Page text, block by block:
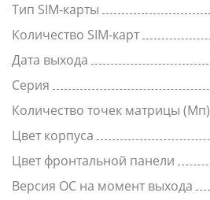
Тип SIM-карты
Количество SIM-карт
Дата выхода
Серия
Количество точек матрицы (Мп)
Цвет корпуса
Цвет фронтальной панели
Версия ОС на момент выхода